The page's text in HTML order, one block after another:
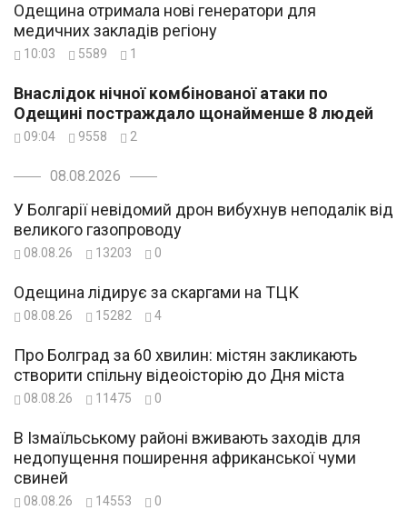
Одещина отримала нові генератори для
медичних закладів регіону
10:03 5589 1
Внаслідок нічної комбінованої атаки по
Одещині постраждало щонайменше 8 людей
09:04 9558 2
08.08.2026
У Болгарії невідомий дрон вибухнув неподалік від
великого газопроводу
08.08.26 13203 0
Одещина лідирує за скаргами на ТЦК
08.08.26 15282 4
Про Болград за 60 хвилин: містян закликають
створити спільну відеоісторію до Дня міста
08.08.26 11475 0
В Ізмаїльському районі вживають заходів для
недопущення поширення африканської чуми
свиней
08.08.26 14553 0